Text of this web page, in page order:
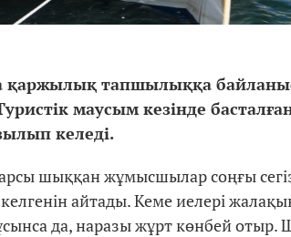
қаржылық тапшылыққа
маусым кезінде
келеді.
шыққан жұмысшылар соңғы
айтады. Кеме иелері
да, наразы жұрт көнбей